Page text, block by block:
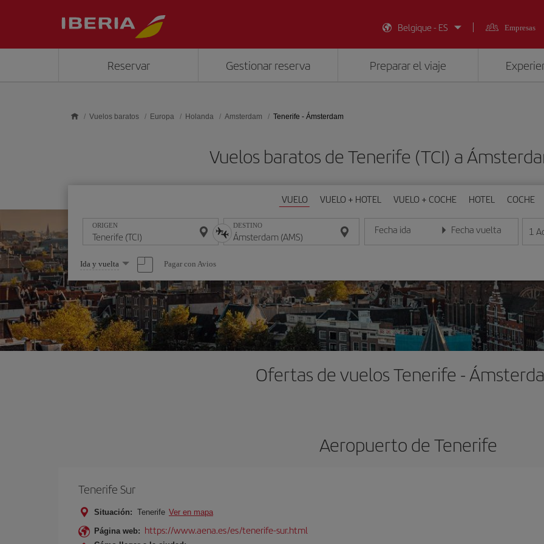
Belgique - ES
Empresas
Reservar Gestionar reserva Preparar el viaje
Vuelos baratos Europa Holanda Amsterdam Tenerife - Ámsterdam
Vuelos baratos de Tenerife (TCI) a
VUELO VUELO + HOTEL VUELO + COCHE HOTEL COCHE
ORIGEN DESTINO Fecha ida
Introduce la fecha en formato día/mes/año
Fecha vuelta
Introduce la fecha en 1
Seleccione
una
opción
Ida y vuelta Pagar con Avios
Ofertas de vuelos Tenerife -
Aeropuerto de Tenerife
Tenerife Sur
Situación: Tenerife Ver en mapa
Página web: https://www.aena.es/es/tenerife-sur.html